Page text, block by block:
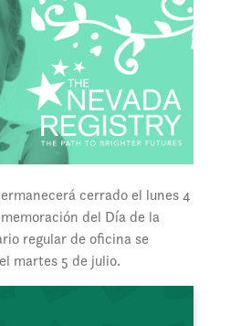
cerrado el lunes 4
del Día de la
regular de oficina se
martes 5 de julio.